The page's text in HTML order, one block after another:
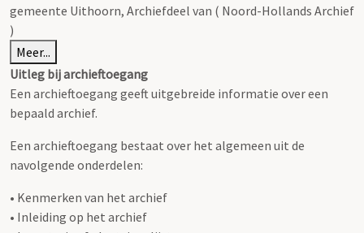
gemeente Uithoorn, Archiefdeel van ( Noord-Hollands Archief
)
Meer...
Uitleg bij archieftoegang
Een archieftoegang geeft uitgebreide informatie over een
bepaald archief.
Een archieftoegang bestaat over het algemeen uit de
navolgende onderdelen:
• Kenmerken van het archief
• Inleiding op het archief